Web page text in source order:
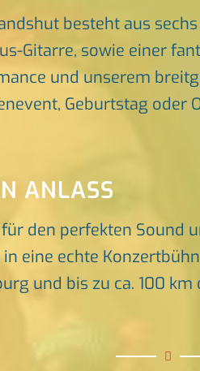
besteht aus
Gitarre, sowie einer
und unserem
Geburtstag oder
ANLASS
den perfekten Sound
eine echte
und bis zu ca. 100